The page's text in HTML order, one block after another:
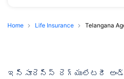
Home Life Insurance Telangana
ఇన్సూరెన్స్ రెగ్యులేటరీ